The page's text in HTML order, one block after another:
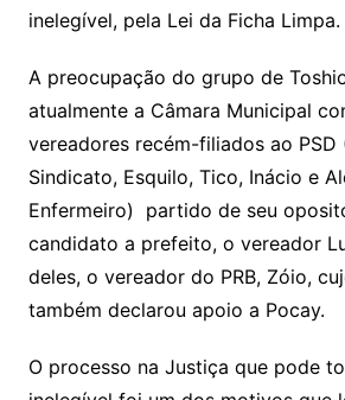
inelegível, pela Lei da Ficha Limpa.
A preocupação do grupo de
atualmente a Câmara Municipal
vereadores recém-filiados ao PSD
Sindicato, Esquilo, Tico, Inácio e
Enfermeiro) partido de seu
candidato a prefeito, o vereador
deles, o vereador do PRB, Zóio,
também declarou apoio a Pocay.
O processo na Justiça que pode